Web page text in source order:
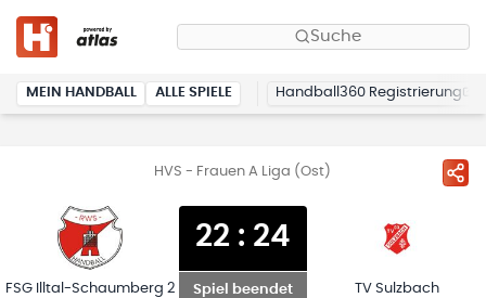
Suche
MEIN HANDBALL ALLE SPIELE Handball360 Registrierung
HVS - Frauen A Liga (Ost)
FSG Illtal-Schaumberg 2
22 : 24
Spiel beendet TV Sulzbach